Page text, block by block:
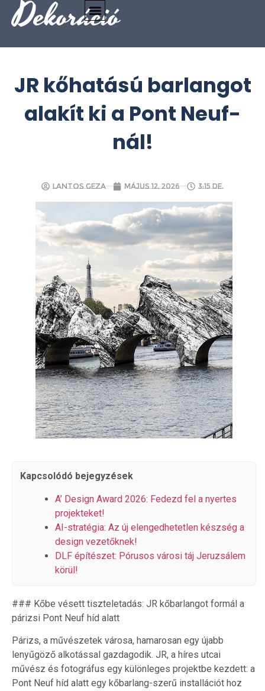
Dekoráció
JR kőhatású barlangot
alakít ki a Pont Neuf-
nál!
Lantos Geza május 12, 2026 3:15 de.
Kapcsolódó bejegyzések
A’ Design Award 2026: Fedezd fel a nyertes
projekteket!
AI-stratégia: Az új elengedhetetlen készség a
design vezetőknek!
DLF építészet: Pórusos városi táj Jeruzsálem
körül!
### Kőbe vésett tiszteletadás: JR kőbarlangot formál a
párizsi Pont Neuf híd alatt
Párizs, a művészetek városa, hamarosan egy újabb
lenyűgöző alkotással gazdagodik. JR, a híres utcai
művész és fotográfus egy különleges projektbe kezdett: a
Pont Neuf híd alatt egy kőbarlang-szerű installációt hoz